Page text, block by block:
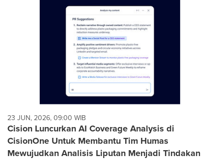
23 JUN, 2026, 09:00 WIB
Cision Luncurkan AI Coverage Analysis di
CisionOne Untuk Membantu Tim Humas
Mewujudkan Analisis Liputan Menjadi Tindakan